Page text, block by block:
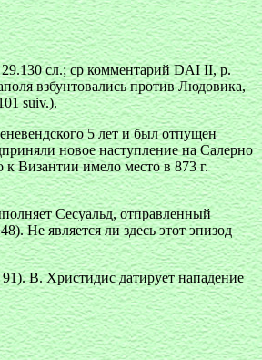
сл.; ср комментарий DAI II, р.
взбунтовались против Людовика,
suiv.).
5 лет и был отпущен
новое наступление на Салерно
Византии имело место в 873 г.
Сесуальд, отправленный
He является ли здесь этот эпизод
В. Христидис датирует нападение